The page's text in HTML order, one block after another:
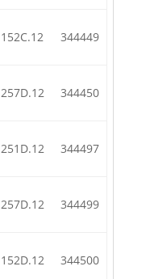
152C.12 344449
257D.12 344450
251D.12 344497
257D.12 344499
152D.12 344500